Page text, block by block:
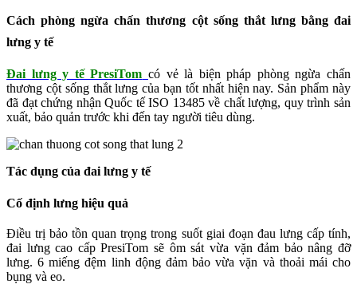
Cách phòng ngừa chấn thương cột sống thắt lưng bằng đai
lưng y tế
Đai lưng y tế PresiTom có vẻ là biện pháp phòng ngừa chấn
thương cột sống thắt lưng của bạn tốt nhất hiện nay. Sản phẩm này
đã đạt chứng nhận Quốc tế ISO 13485 về chất lượng, quy trình sản
xuất, bảo quản trước khi đến tay người tiêu dùng.
Tác dụng của đai lưng y tế
Cố định lưng hiệu quả
Điều trị bảo tồn quan trọng trong suốt giai đoạn đau lưng cấp tính,
đai lưng cao cấp PresiTom sẽ ôm sát vừa vặn đảm bảo nâng đỡ
lưng. 6 miếng đệm linh động đảm bảo vừa vặn và thoải mái cho
bụng và eo.